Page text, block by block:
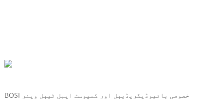
BOSI خصوصی بائیوڈیگریڈیبل اور کمپوسٹ ایبل ٹیبل ویئر